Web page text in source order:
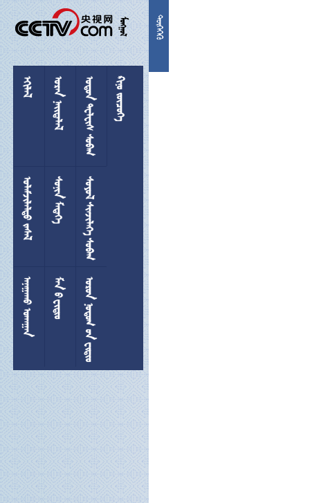


 
 
 
 
 
  
  
  
 